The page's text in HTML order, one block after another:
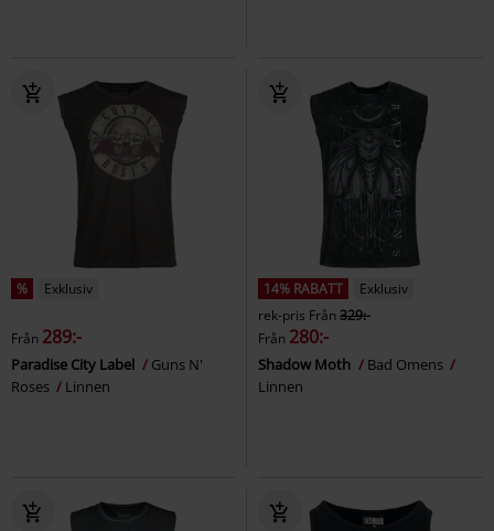
% Exklusiv
Från 289:-
Paradise City Label
Guns N'
Roses
Linnen
14% RABATT
Exklusiv
rek-pris Från329:-
Från 280:-
Shadow Moth
Bad Omens
Linnen